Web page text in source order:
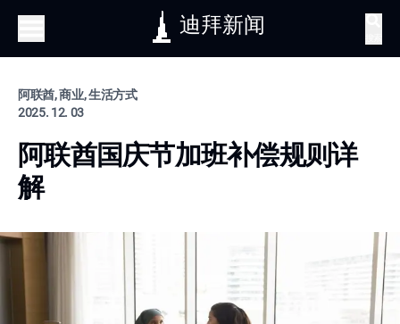
迪拜新闻
阿联酋, 商业, 生活方式
2025. 12. 03
阿联酋国庆节加班补偿规则详
解